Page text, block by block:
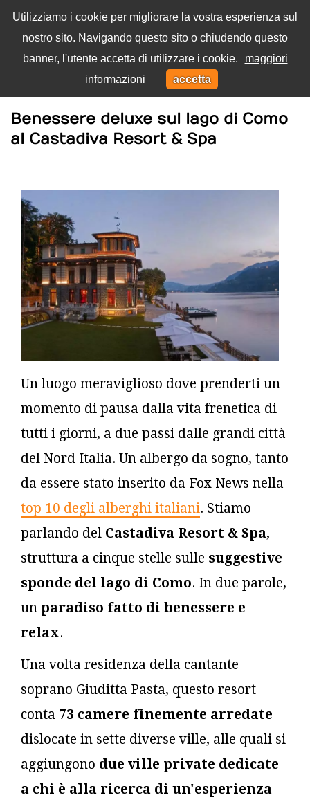
Utilizziamo i cookie per migliorare la vostra esperienza sul
nostro sito. Navigando questo sito o chiudendo questo
banner, l'utente accetta di utilizzare i cookie.
maggiori
informazioni
accetta
Menu
Benessere deluxe sul lago di Como
al Castadiva Resort & Spa
Un luogo meraviglioso dove prenderti un
momento di pausa dalla vita frenetica di
tutti i giorni, a due passi dalle grandi città
del Nord Italia. Un albergo da sogno, tanto
da essere stato inserito da Fox News nella
top 10 degli alberghi italiani. Stiamo
parlando del Castadiva Resort & Spa,
struttura a cinque stelle sulle suggestive
sponde del lago di Como. In due parole,
un paradiso fatto di benessere e
relax.
Una volta residenza della cantante
soprano Giuditta Pasta, questo resort
conta 73 camere finemente arredate
dislocate in sette diverse ville, alle quali si
aggiungono due ville private dedicate
a chi è alla ricerca di un'esperienza